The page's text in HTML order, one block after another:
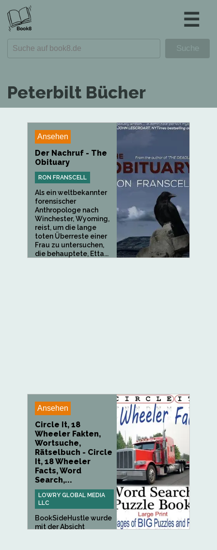
☰
Peterbilt Bücher
Ansehen
Der Nachruf - The
Obituary
RON FRANSCELL
Als ein weltbekannter
forensischer
Anthropologe nach
Winchester, Wyoming,
reist, um die lange
toten Überreste einer
Frau zu untersuchen,
die behauptete, Etta...
Ansehen
Circle It, 18
Wheeler Fakten,
Wortsuche,
Rätselbuch - Circle
It, 18 Wheeler
Facts, Word
Search,...
LOWRY GLOBAL MEDIA
LLC
BookSideHustle wurde
mit der Absicht